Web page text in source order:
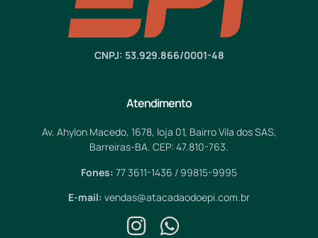
CNPJ: 53.929.866/0001-48
Atendimento
Av. Ahylon Macedo, 1678, loja 01, Bairro Vila dos SAS,
Barreiras-BA. CEP: 47.810-763.
Fones: 77 3611-1436 / 99815-9995
E-mail: vendas@atacadaodoepi.com.br